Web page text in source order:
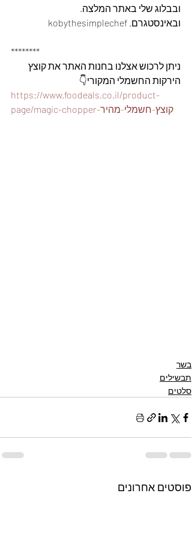
ובבלוג שלי באתר המלצה.
ובאינסטגרם. kobythesimplechef
********
ניתן לרכוש אצלנו בחנות האתר את קוצץ
הירקות החשמלי המקורי👇
https://www.foodeals.co.il/product-
page/magic-chopper-קוצץ-חשמלי-מהיר
בשר
תבשילים
סלטים
פוסטים אחרונים